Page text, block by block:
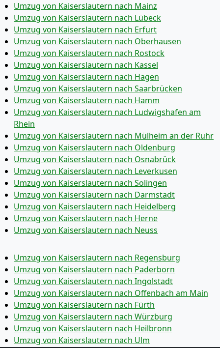
Umzug von Kaiserslautern nach Mainz
Umzug von Kaiserslautern nach Lübeck
Umzug von Kaiserslautern nach Erfurt
Umzug von Kaiserslautern nach Oberhausen
Umzug von Kaiserslautern nach Rostock
Umzug von Kaiserslautern nach Kassel
Umzug von Kaiserslautern nach Hagen
Umzug von Kaiserslautern nach Saarbrücken
Umzug von Kaiserslautern nach Hamm
Umzug von Kaiserslautern nach Ludwigshafen am
Rhein
Umzug von Kaiserslautern nach Mülheim an der Ruhr
Umzug von Kaiserslautern nach Oldenburg
Umzug von Kaiserslautern nach Osnabrück
Umzug von Kaiserslautern nach Leverkusen
Umzug von Kaiserslautern nach Solingen
Umzug von Kaiserslautern nach Darmstadt
Umzug von Kaiserslautern nach Heidelberg
Umzug von Kaiserslautern nach Herne
Umzug von Kaiserslautern nach Neuss
Umzug von Kaiserslautern nach Regensburg
Umzug von Kaiserslautern nach Paderborn
Umzug von Kaiserslautern nach Ingolstadt
Umzug von Kaiserslautern nach Offenbach am Main
Umzug von Kaiserslautern nach Fürth
Umzug von Kaiserslautern nach Würzburg
Umzug von Kaiserslautern nach Heilbronn
Umzug von Kaiserslautern nach Ulm